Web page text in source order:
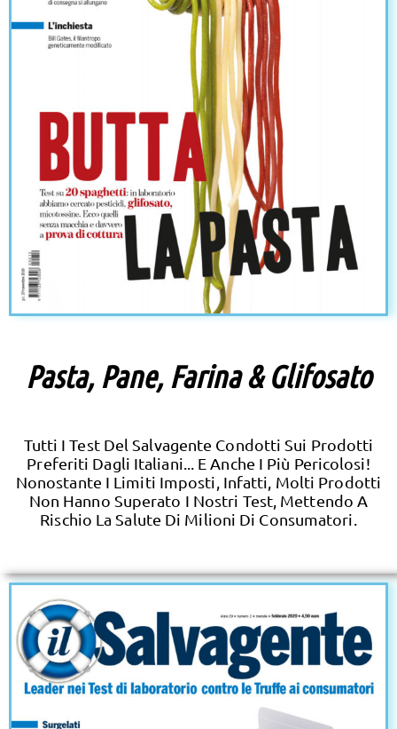
Pasta, Pane, Farina & Glifosato
Tutti I Test Del Salvagente Condotti Sui Prodotti
Preferiti Dagli Italiani... E Anche I Più Pericolosi!
Nonostante I Limiti Imposti, Infatti, Molti Prodotti
Non Hanno Superato I Nostri Test, Mettendo A
Rischio La Salute Di Milioni Di Consumatori.